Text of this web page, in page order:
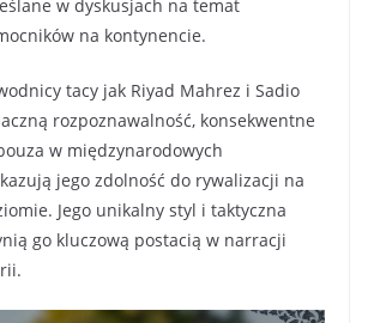
w dyskusjach na temat
na kontynencie.
tacy jak Riyad Mahrez i Sadio
rozpoznawalność, konsekwentne
w międzynarodowych
jego zdolność do rywalizacji na
Jego unikalny styl i taktyczna
go kluczową postacią w narracji